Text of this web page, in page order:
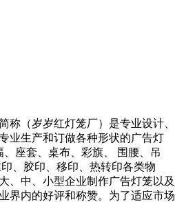
称（岁岁红灯笼厂）是专业设计、
业生产和订做各种形状的广告灯
座套、桌布、彩旗、 围腰、吊
、胶印、移印、热转印各类物
、中、小型企业制作广告灯笼以及
界内的好评和称赞。为了适应市场